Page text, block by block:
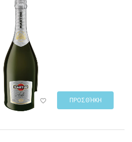
ΠΡΟΣΘΉΚΗ